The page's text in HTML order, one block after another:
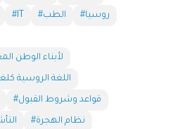
#IT #الطب #روسيا
#لأبناء الوطن
#اللغة الروسية
#قواعد وشروط القبول
#نظام الهجرة